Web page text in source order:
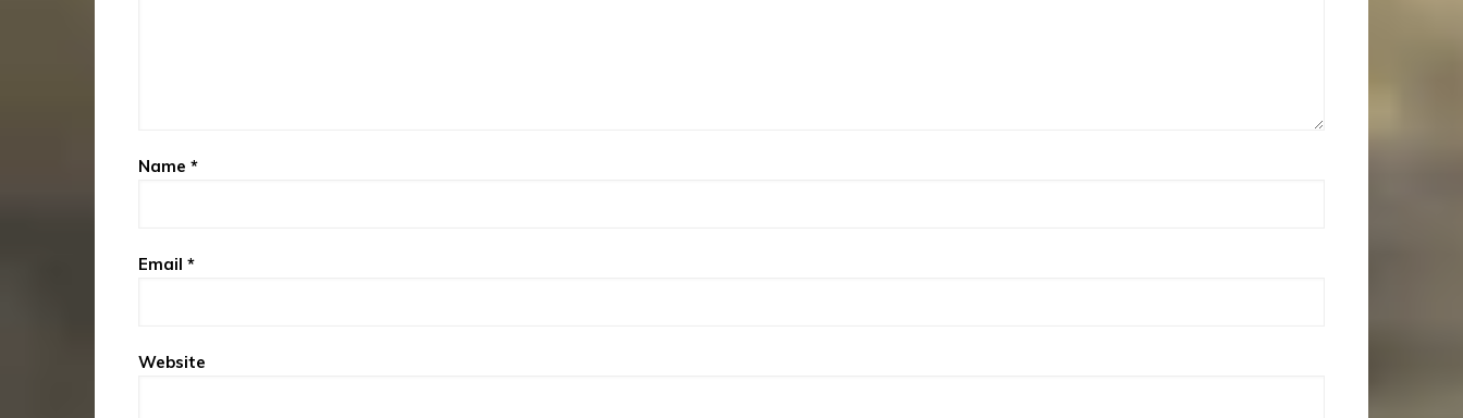
Name *
Email *
Website